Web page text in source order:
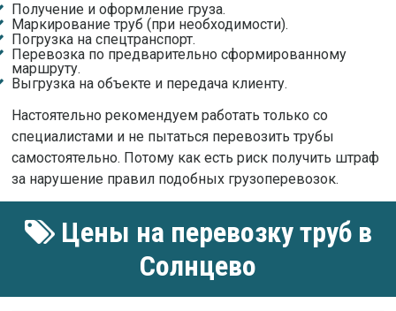
Получение и оформление груза.
Маркирование труб (при необходимости).
Погрузка на спецтранспорт.
Перевозка по предварительно сформированному
маршруту.
Выгрузка на объекте и передача клиенту.
Настоятельно рекомендуем работать только со
специалистами и не пытаться перевозить трубы
самостоятельно. Потому как есть риск получить штраф
за нарушение правил подобных грузоперевозок.
Цены на перевозку труб в
Солнцево